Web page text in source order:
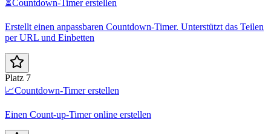
⏳Countdown-Timer erstellen
Erstellt einen anpassbaren Countdown-Timer. Unterstützt das Teilen
per URL und Einbetten
Platz 7
📈Countdown-Timer erstellen
Einen Count-up-Timer online erstellen